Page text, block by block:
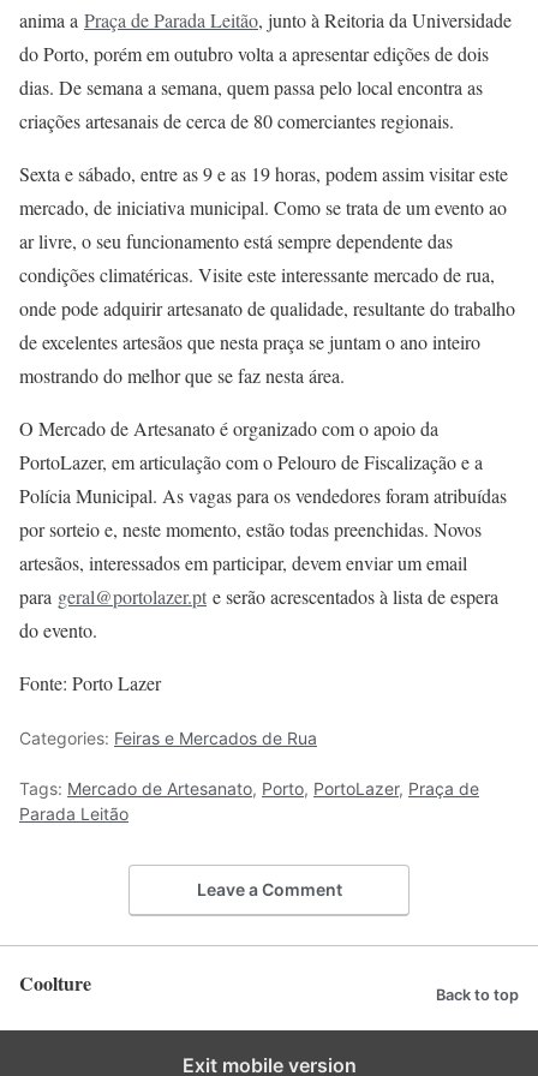
anima a Praça de Parada Leitão, junto à Reitoria da Universidade
do Porto, porém em outubro volta a apresentar edições de dois
dias. De semana a semana, quem passa pelo local encontra as
criações artesanais de cerca de 80 comerciantes regionais.
Sexta e sábado, entre as 9 e as 19 horas, podem assim visitar este
mercado, de iniciativa municipal. Como se trata de um evento ao
ar livre, o seu funcionamento está sempre dependente das
condições climatéricas. Visite este interessante mercado de rua,
onde pode adquirir artesanato de qualidade, resultante do trabalho
de excelentes artesãos que nesta praça se juntam o ano inteiro
mostrando do melhor que se faz nesta área.
O Mercado de Artesanato é organizado com o apoio da
PortoLazer, em articulação com o Pelouro de Fiscalização e a
Polícia Municipal. As vagas para os vendedores foram atribuídas
por sorteio e, neste momento, estão todas preenchidas. Novos
artesãos, interessados em participar, devem enviar um email
para geral@portolazer.pt e serão acrescentados à lista de espera
do evento.
Fonte: Porto Lazer
Categories: Feiras e Mercados de Rua
Tags: Mercado de Artesanato, Porto, PortoLazer, Praça de
Parada Leitão
Leave a Comment
Coolture Back to top
Exit mobile version